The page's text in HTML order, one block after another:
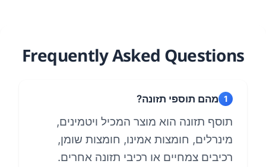
Frequently Asked Questions
1 מהם תוספי תזונה?
תוסף תזונה הוא מוצר המכיל ויטמינים,
מינרלים, חומצות אמינו, חומצות שומן,
רכיבים צמחיים או רכיבי תזונה אחרים.